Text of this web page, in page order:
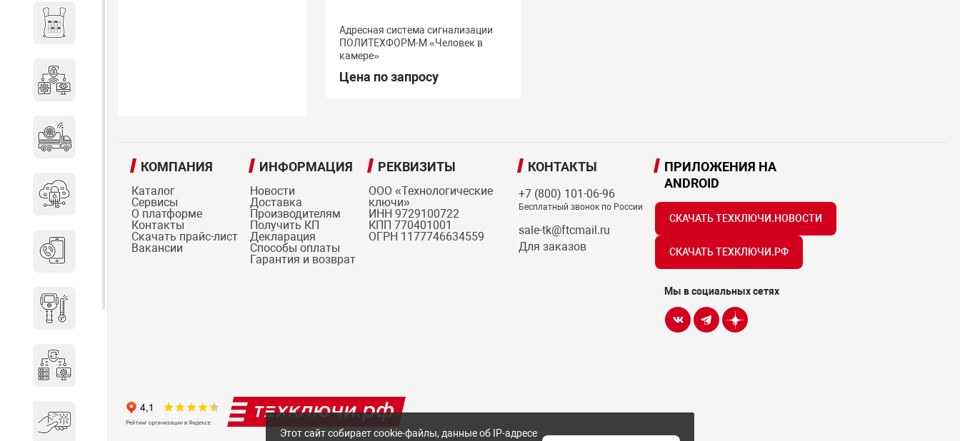
Средства защиты информации
Телефония
Тепловизионная техника
Электронные ключи
Адресная система сигнализации
ПОЛИТЕХФОРМ-М «Человек в
камере»
Цена по запросу
КОМПАНИЯ
Каталог
Сервисы
О платформе
Контакты
Скачать прайс-лист
Вакансии
ИНФОРМАЦИЯ
Новости
Доставка
Производителям
Получить КП
Декларация
Способы оплаты
Гарантия и возврат
РЕКВИЗИТЫ
ООО «Технологические
ключи»
ИНН 9729100722
КПП 770401001
ОГРН 1177746634559
КОНТАКТЫ
+7 (800) 101-06-96
Бесплатный звонок по России
sale-tk@ftcmail.ru
Для заказов
ПРИЛОЖЕНИЯ НА
ANDROID
СКАЧАТЬ ТЕХКЛЮЧИ.НОВОСТИ
СКАЧАТЬ ТЕХКЛЮЧИ.РФ
Мы в социальных сетях
Этот сайт собирает cookie-файлы, данные об IP-адресе